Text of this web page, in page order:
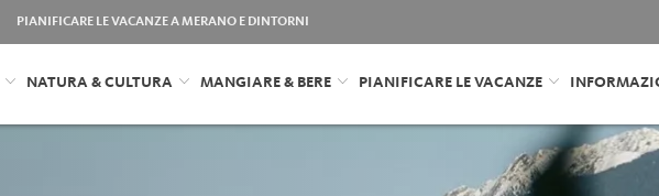
PIANIFICARE LE VACANZE A MERANO E DINTORNI
NATURA & CULTURA MANGIARE & BERE PIANIFICARE LE VACANZE